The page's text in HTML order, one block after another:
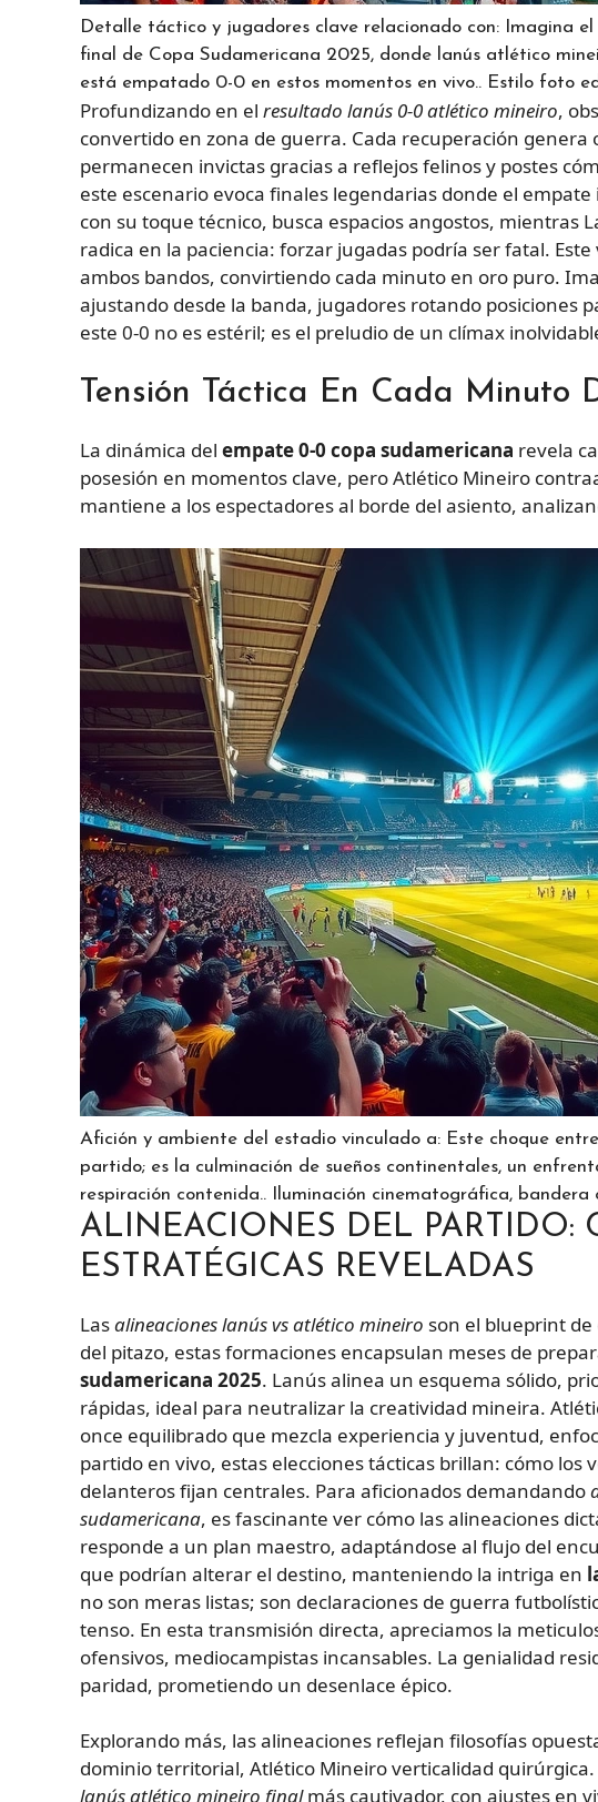
Detalle táctico y jugadores clave relacionado con: Imagina
final de Copa Sudamericana 2025, donde lanús atlético
está empatado 0-0 en estos momentos en vivo.. Estilo foto
Profundizando en el resultado lanús 0-0 atlético mineiro,
convertido en zona de guerra. Cada recuperación genera
permanecen invictas gracias a reflejos felinos y postes
este escenario evoca finales legendarias donde el
con su toque técnico, busca espacios angostos, mientras
radica en la paciencia: forzar jugadas podría ser fatal.
ambos bandos, convirtiendo cada minuto en oro puro.
ajustando desde la banda, jugadores rotando posiciones
este 0-0 no es estéril; es el preludio de un clímax
Tensión Táctica En Cada Minuto
La dinámica del empate 0-0 copa sudamericana revela
posesión en momentos clave, pero Atlético Mineiro
mantiene a los espectadores al borde del asiento,
Afición y ambiente del estadio vinculado a: Este choque
partido; es la culminación de sueños continentales, un
respiración contenida.. Iluminación cinematográfica, bandera
ALINEACIONES DEL PARTIDO:
ESTRATÉGICAS REVELADAS
Lasalineaciones lanús vs atlético mineiro son el blueprint
del pitazo, estas formaciones encapsulan meses de
sudamericana 2025. Lanús alinea un esquema sólido,
rápidas, ideal para neutralizar la creatividad mineira.
once equilibrado que mezcla experiencia y juventud,
partido en vivo, estas elecciones tácticas brillan: cómo los
delanteros fijan centrales. Para aficionados demandando
sudamericana, es fascinante ver cómo las alineaciones
responde a un plan maestro, adaptándose al flujo del
que podrían alterar el destino, manteniendo la intriga en
no son meras listas; son declaraciones de guerra
tenso. En esta transmisión directa, apreciamos la
ofensivos, mediocampistas incansables. La genialidad
paridad, prometiendo un desenlace épico.
Explorando más, las alineaciones reflejan filosofías
dominio territorial, Atlético Mineiro verticalidad quirúrgica.
lanús atlético mineiro finalmás cautivador, con ajustes en